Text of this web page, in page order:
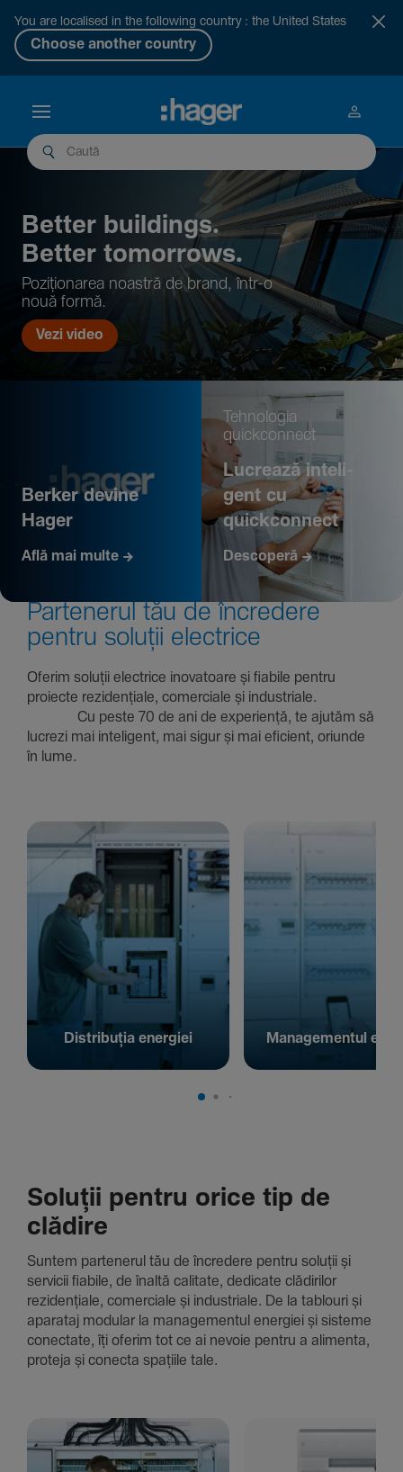
You are localised in the following country : the United States
Choose another country
Better buil­dings.
Better tomor­rows.
Pozi­țio­narea noastră de brand, într-o
nouă formă.
Vezi video
Berker devine
Hager
Află mai multe
Tehno­logia
quickconnect
Lucrează inte­li­
gent cu
quickconnect
Descoperă
Parte­nerul tău de încre­dere
pentru soluții electrice
Oferim soluții electrice inova­toare și fiabile pentru
proiecte rezi­den­țiale, comer­ciale și indus­triale.
Cu peste 70 de ani de expe­riență, te ajutăm să
lucrezi mai inte­li­gent, mai sigur și mai eficient, oriunde
în lume.
Distribuția energiei Managementul
Soluții pentru orice tip de
clădire
Suntem parte­nerul tău de încre­dere pentru soluții și
servicii fiabile, de înaltă cali­tate, dedi­cate clădi­rilor
rezi­den­țiale, comer­ciale și indus­triale. De la tablouri și
aparataj modular la managementul energiei și sisteme
conec­tate, îți oferim tot ce ai nevoie pentru a alimenta,
proteja și conecta spațiile tale.